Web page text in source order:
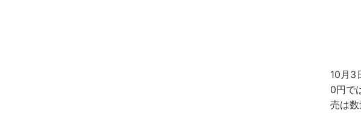
10月3
0円で
売は